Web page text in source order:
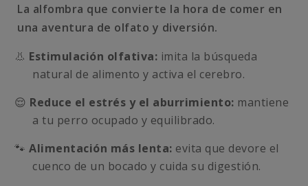
La alfombra que convierte la hora de comer en
una aventura de olfato y diversión.
👃 Estimulación olfativa: imita la búsqueda
natural de alimento y activa el cerebro.
😌 Reduce el estrés y el aburrimiento: mantiene
a tu perro ocupado y equilibrado.
🐾 Alimentación más lenta: evita que devore el
cuenco de un bocado y cuida su digestión.